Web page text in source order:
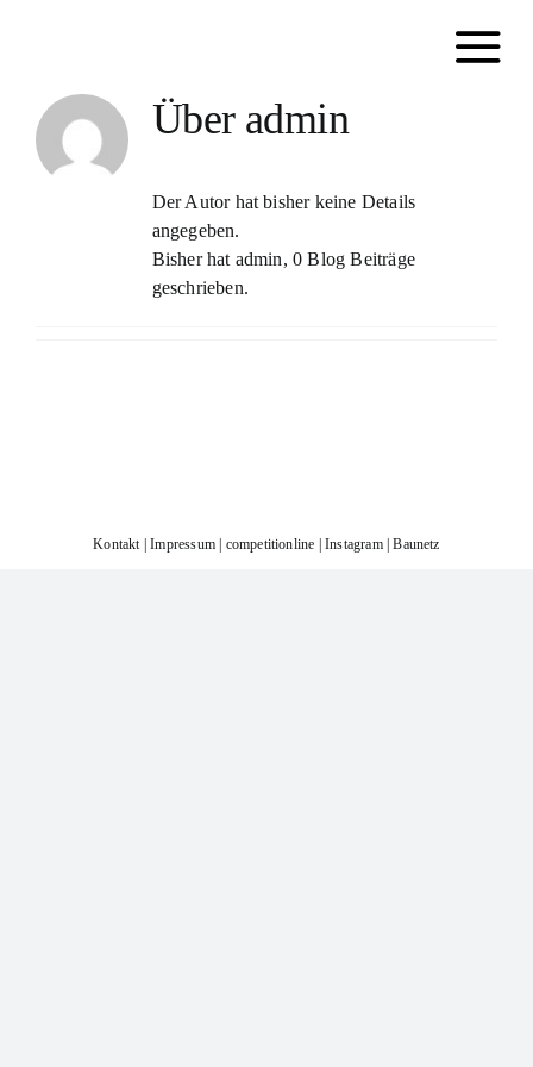
Über admin
Der Autor hat bisher keine Details
angegeben.
Bisher hat admin, 0 Blog Beiträge
geschrieben.
Kontakt |Impressum| competitionline |Instagram|Baunetz